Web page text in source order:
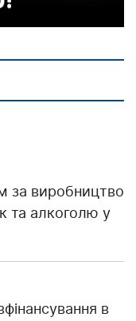
за виробництво
та алкоголю у
в